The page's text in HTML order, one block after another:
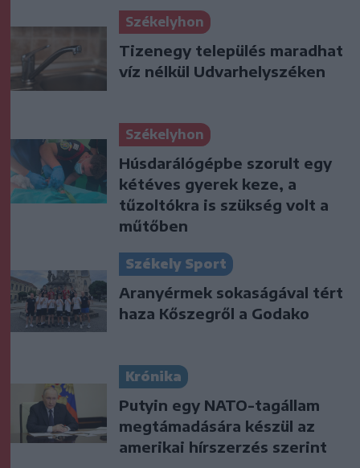
Székelyhon
Tizenegy település maradhat
víz nélkül Udvarhelyszéken
Székelyhon
Húsdarálógépbe szorult egy
kétéves gyerek keze, a
tűzoltókra is szükség volt a
műtőben
Székely Sport
Aranyérmek sokaságával tért
haza Kőszegről a Godako
Krónika
Putyin egy NATO-tagállam
megtámadására készül az
amerikai hírszerzés szerint